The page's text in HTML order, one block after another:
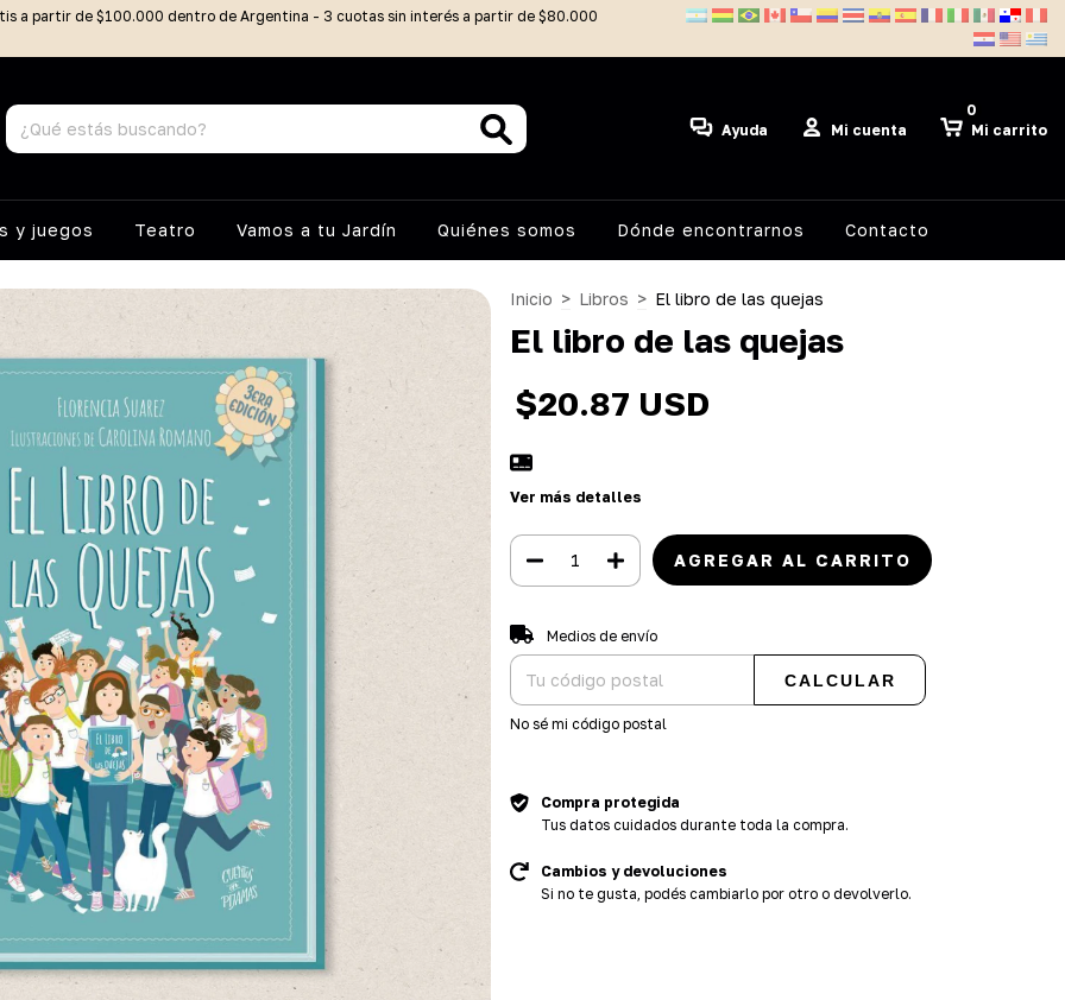
a partir de $100.000 dentro de Argentina - 3 cuotas sin interés a partir de $80.000
Ayuda Mi cuenta Mi carrito
0
y juegos Teatro Vamos a tu Jardín Quiénes somos Dónde encontrarnos Contacto
Inicio > Libros > El libro de las quejas
El libro de las quejas
$20.87 USD
Ver más detalles
Entregas para el CP:
Medios de envío
CALCULAR
No sé mi código postal
Compra protegida
Tus datos cuidados durante toda la compra.
Cambios y devoluciones
Si no te gusta, podés cambiarlo por otro o devolverlo.